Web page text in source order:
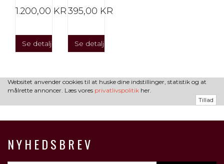
1.200,00 KR
Se detaljer
395,00 KR
Se detaljer
Websitet anvender cookies til at huske dine indstillinger, statistik og at
målrette annoncer. Læs vores privatlivspolitik her.
Tillad
NYHEDSBREV